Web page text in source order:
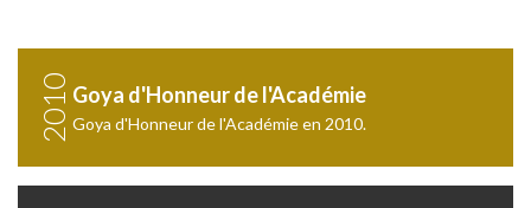
2010 Goya d'Honneur de l'Académie
Goya d'Honneur de l'Académie en 2010.